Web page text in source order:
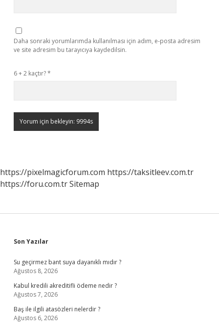
Daha sonraki yorumlarımda kullanılması için adım, e-posta adresim
ve site adresim bu tarayıcıya kaydedilsin.
6 + 2 kaçtır?*
https://pixelmagicforum.com https://taksitleev.com.tr
https://foru.com.trSitemap
Sidebar
Son Yazılar
Su geçirmez bant suya dayanıklı mıdır ?
Ağustos 8, 2026
Kabul kredili akreditifli ödeme nedir ?
Ağustos 7, 2026
Baş ile ilgili atasözleri nelerdir ?
Ağustos 6, 2026